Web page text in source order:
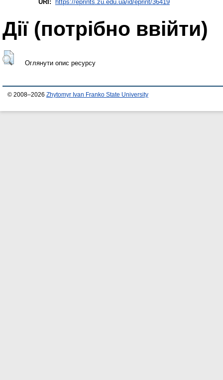
URI: https://eprints.zu.edu.ua/id/eprint/36419
Дії ​​(потрібно ввійти)
Оглянути опис ресурсу
© 2008–2026 Zhytomyr Ivan Franko State University